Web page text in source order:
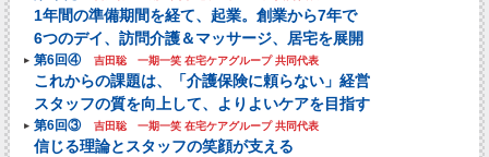
1年間の準備期間を経て、起業。創業から7年で
6つのデイ、訪問介護＆マッサージ、居宅を展開
第6回④ 吉田聡 一期一笑 在宅ケアグループ 共同代表
これからの課題は、「介護保険に頼らない」経営
スタッフの質を向上して、よりよいケアを目指す
第6回③ 吉田聡 一期一笑 在宅ケアグループ 共同代表
信じる理論とスタッフの笑顔が支える